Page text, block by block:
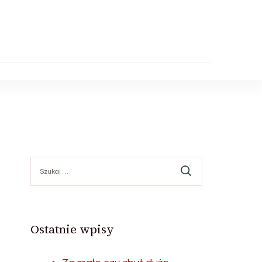
Ostatnie wpisy